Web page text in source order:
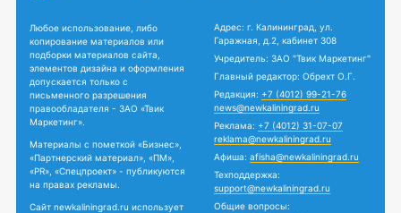
Любое использование, либо
копирование материалов или
подборки материалов сайта,
элементов дизайна и оформления
допускается только с
письменного разрешения
правообладателя - ЗАО «Твик
Маркетинг».
Материалы с пометкой «Бизнес»,
«Партнерский материал», «ПМ»,
«PR», «Спецпроект» - публикуются
на правах рекламы.
Сайт newkaliningrad.ru использует
Адрес: г. Калининград, ул.
Гаражная, д.2, кабинет 308
Учредитель: ЗАО "Твик Маркетинг"
Главный редактор: Обрехт О.Г.
Редакция: +7 (4012) 99-21-76
news@newkaliningrad.ru
Реклама: +7 (4012) 31-07-07
reklama@newkaliningrad.ru
Афиша: afisha@newkaliningrad.ru
Техподдержка:
support@newkaliningrad.ru
Общие вопросы: